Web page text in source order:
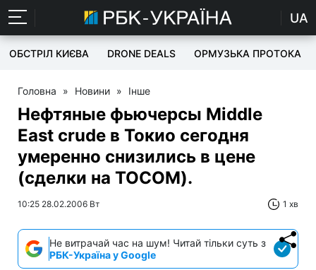
UA
ОБСТРІЛ КИЄВА DRONE DEALS ОРМУЗЬКА ПРОТОКА
Головна » Новини » Інше
Нефтяные фьючерсы Middle
East crude в Токио сегодня
умеренно снизились в цене
(сделки на TOCOM).
10:25 28.02.2006 Вт 1 хв
Не витрачай час на шум! Читай тільки суть з
РБК-Україна у Google